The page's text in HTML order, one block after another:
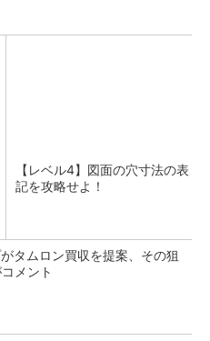
【レベル4】図面の穴寸法の表
記を攻略せよ！
タムロン買収を提案、その狙
メント